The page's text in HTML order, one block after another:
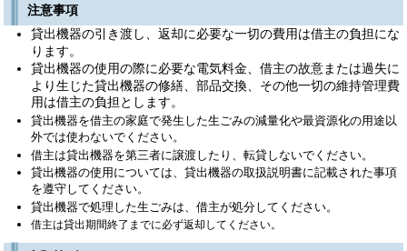
注意事項
貸出機器の引き渡し、返却に必要な一切の費用は借主の負担にな
ります。
貸出機器の使用の際に必要な電気料金、借主の故意または過失に
より生じた貸出機器の修繕、部品交換、 その他一切の維持管理費
用は借主の負担とします。
貸出機器を借主の家庭で発生した生ごみの減量化や最資源化の用途以
外では使わないでください。
借主は貸出機器を第三者に譲渡したり、転貸しないでください。
貸出機器の使用については、貸出機器の取扱説明書に記載された事項
を遵守してください。
貸出機器で処理した生ごみは、借主が処分してください。
借主は貸出期間終了までに必ず返却してください。